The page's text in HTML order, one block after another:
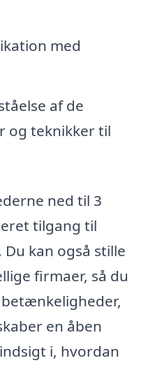
med
af de
og teknikker til
ned til 3
tilgang til
kan også stille
firmaer, så du
en åben
i, hvordan